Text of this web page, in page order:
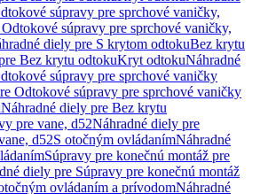
súpravy pre sprchové vaničky,
súpravy pre sprchové vaničky,
diely pre S krytom odtokuBez krytu
Bez krytu odtokuKryt odtokuNáhradné
súpravy pre sprchové vaničky
Odtokové súpravy pre sprchové vaničky
Náhradné diely pre Bez krytu
pre vane, d52Náhradné diely pre
d52S otočným ovládanímNáhradné
Súpravy pre konečnú montáž pre
diely pre Súpravy pre konečnú montáž
ovládaním a prívodomNáhradné